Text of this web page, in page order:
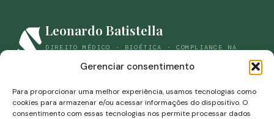
Gerenciar consentimento
Para proporcionar uma melhor experiência, usamos tecnologias como
cookies para armazenar e/ou acessar informações do dispositivo. O
consentimento com essas tecnologias nos permite processar dados
Leonardo Batistella
DIREITO MÉDICO · BIOÉTICA · COMPLIANCE NA
(44) 98861-9059
savianbatistella@gmail.com
Rua Campos Sales, 453-B · Zona 07 · Maringá, Paraná